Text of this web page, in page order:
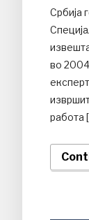
Србија
во
работа